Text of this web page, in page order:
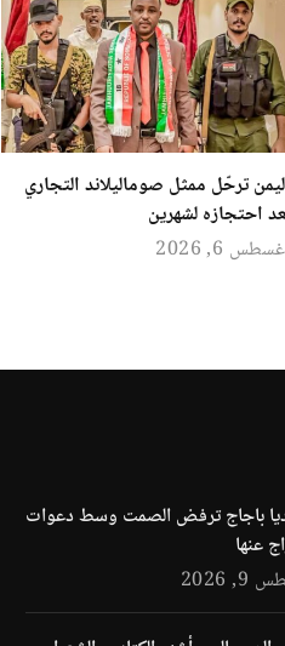
ترحّل ممثل صوماليلاند التجاري
احتجازه لشهرين
6, 2026
باجاج ترفض الصمت وسط دعوات
عنها
2026